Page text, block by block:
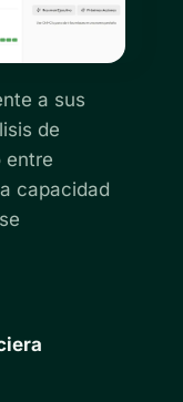
a sus
de
entre
capacidad